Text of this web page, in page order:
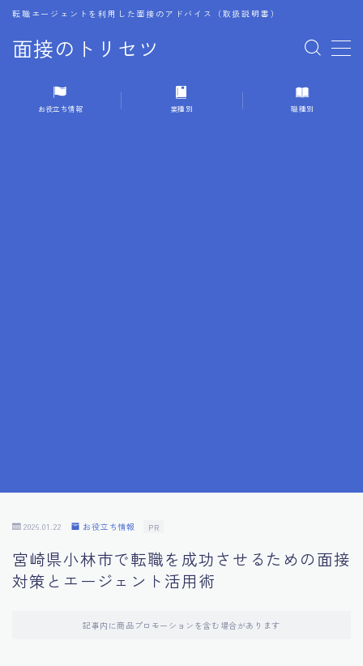
面接のトリセツ
転職エージェントを利用した面接のアドバイス（取扱説明書）
MENU
1.成功する面接戦略
10.フィードバックを活用する方法
11.オンライン面接の成功への鍵
お役立ち情報 業種別 職種別
2026.01.22 お役立ち情報 PR
宮崎県小林市で転職を成功させるための面接
対策とエージェント活用術
記事内に商品プロモーションを含む場合があります